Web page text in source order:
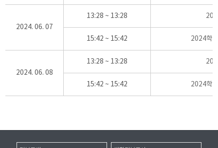
2024. 06. 07
13:28 ~ 13:28
15:42 ~ 15:42 2024학
2024. 06. 08
13:28 ~ 13:28
15:42 ~ 15:42 2024학